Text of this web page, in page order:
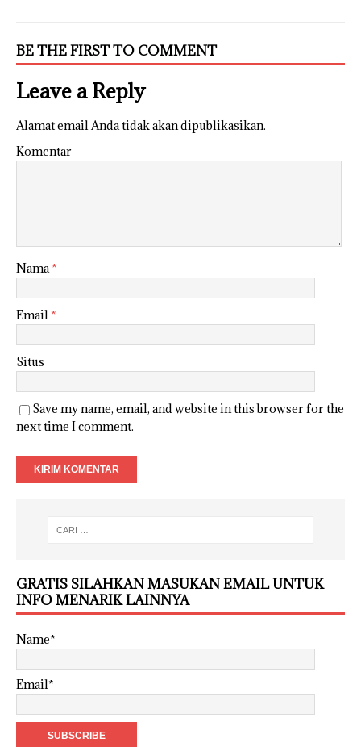
BE THE FIRST TO COMMENT
Leave a Reply
Alamat email Anda tidak akan dipublikasikan.
Komentar
Nama*
Email *
Situs
Save my name, email, and website in this browser for the
next time I comment.
GRATIS SILAHKAN MASUKAN EMAIL UNTUK
INFO MENARIK LAINNYA
Name*
Email*